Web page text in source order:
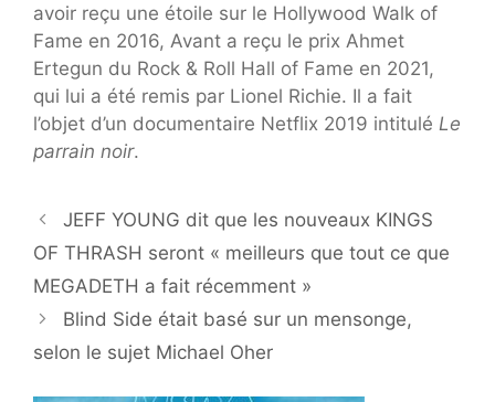
avoir reçu une étoile sur le Hollywood Walk of
Fame en 2016, Avant a reçu le prix Ahmet
Ertegun du Rock & Roll Hall of Fame en 2021,
qui lui a été remis par Lionel Richie. Il a fait
l’objet d’un documentaire Netflix 2019 intitulé Le
parrain noir.
JEFF YOUNG dit que les nouveaux KINGS
OF THRASH seront « meilleurs que tout ce que
MEGADETH a fait récemment »
Blind Side était basé sur un mensonge,
selon le sujet Michael Oher